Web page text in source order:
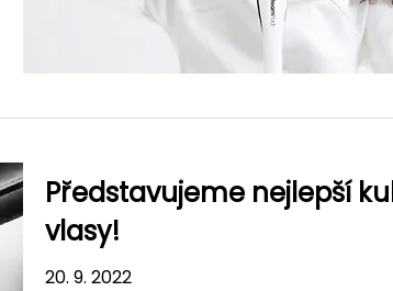
Představujeme nejlepší
vlasy!
20. 9. 2022